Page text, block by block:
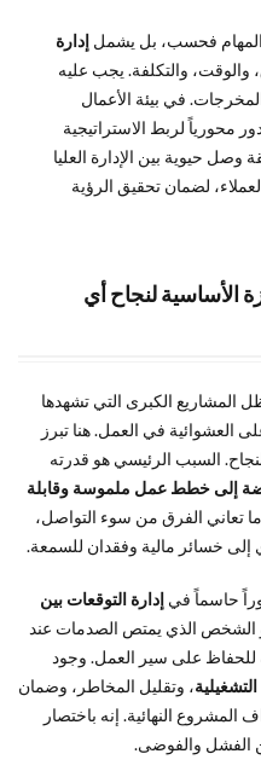
المهام فحسب، بل يشمل إدارة
والوقت، والتكلفة. يجب عليه
في بيئة الأعمال
محورياً لربط الاستراتيجية
حيوية بين الإدارة العليا
لضمان تحقيق الرؤية
الأساسية لنجاح أي
المشاريع الكبرى التي تشهدها
العشوائية في العمل. هنا تبرز
السبب الرئيسي هو قدرته
إلى خطط عمل ملموسة وقابلة
تعاني الفرق من سوء التواصل،
إلى خسائر مالية وفقدان للسمعة.
حاسماً في إدارة التوقعات بين
الشخص الذي يمتص الصدمات عند
للحفاظ على سير العمل. وجود
، وتقليل المخاطر، وضمان
النهائية. إنه باختصار
الفشل والفوضى.